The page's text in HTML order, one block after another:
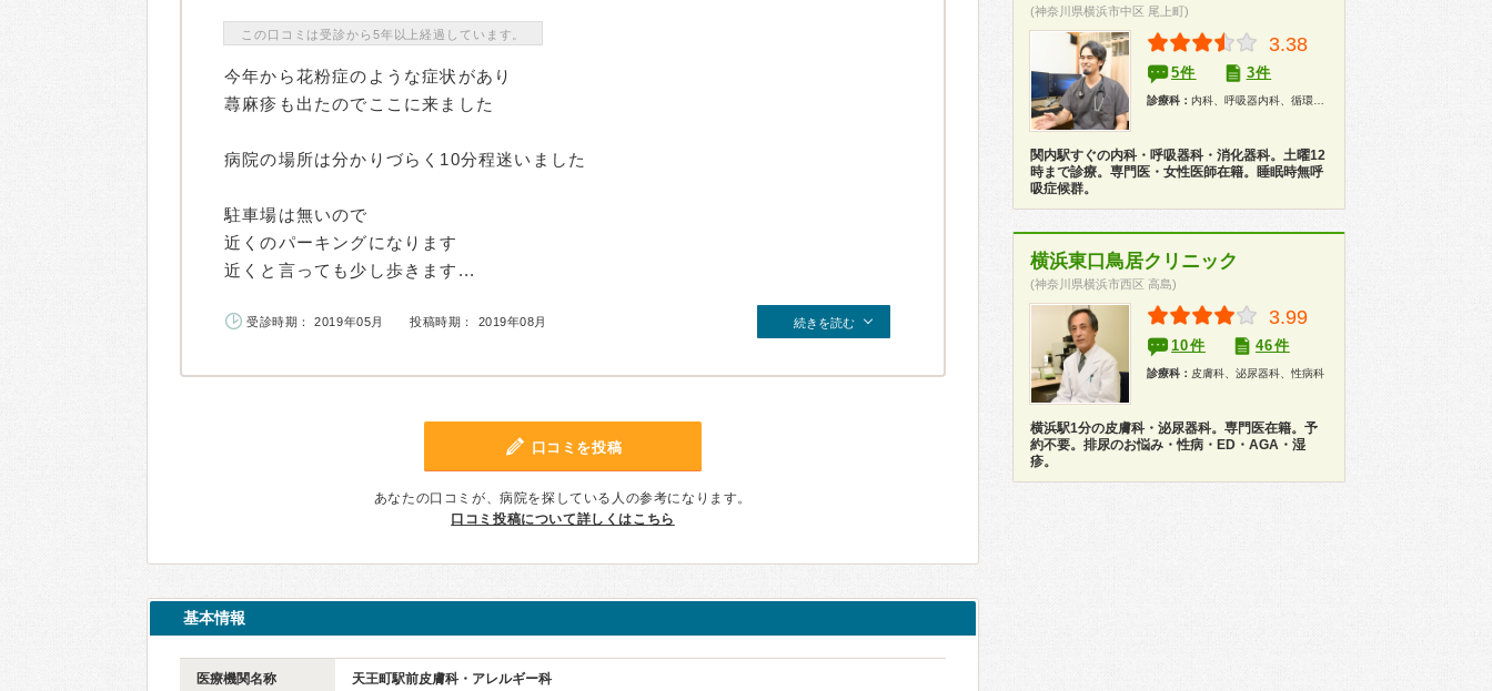
この口コミは受診から5年以上経過しています。
今年から花粉症のような症状があり
蕁麻疹も出たのでここに来ました
病院の場所は分かりづらく10分程迷いました
駐車場は無いので
近くのパーキングになります
近くと言っても少し歩きます...
受診時期： 2019年05月 投稿時期： 2019年08月 続きを読む
口コミを投稿
あなたの口コミが、病院を探している人の参考になります。
口コミ投稿について詳しくはこちら
基本情報
医療機関名称 天王町駅前皮膚科・アレルギー科
(神奈川県横浜市中区 尾上町)
3.38
5件 3件
診療科： 内科、呼吸器内科、循環器内科、消化器内科、アレルギー科、健康診断
関内駅すぐの内科・呼吸器科・消化器科。土曜12
時まで診療。専門医・女性医師在籍。睡眠時無呼
吸症候群。
横浜東口鳥居クリニック
(神奈川県横浜市西区 高島)
3.99
10件 46件
診療科： 皮膚科、泌尿器科、性病科
横浜駅1分の皮膚科・泌尿器科。専門医在籍。予
約不要。排尿のお悩み・性病・ED・AGA・湿
疹。